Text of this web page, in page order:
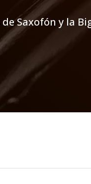
Saxofón y la